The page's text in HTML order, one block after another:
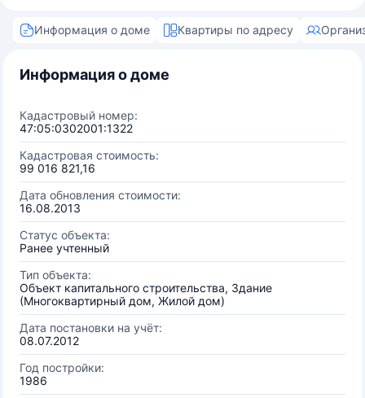
Информация о доме Квартиры по адресу
Информация о доме
Кадастровый номер:
47:05:0302001:1322
Кадастровая стоимость:
99 016 821,16
Дата обновления стоимости:
16.08.2013
Статус объекта:
Ранее учтенный
Тип объекта:
Объект капитального строительства, Здание
(Многоквартирный дом, Жилой дом)
Дата постановки на учёт:
08.07.2012
Год постройки:
1986